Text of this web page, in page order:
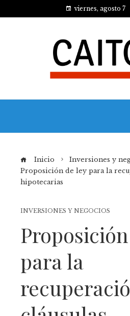
viernes, agosto 7
Inicio
Inversiones y
Proposición de ley para la
hipotecarias
INVERSIONES Y NEGOCIOS
para la